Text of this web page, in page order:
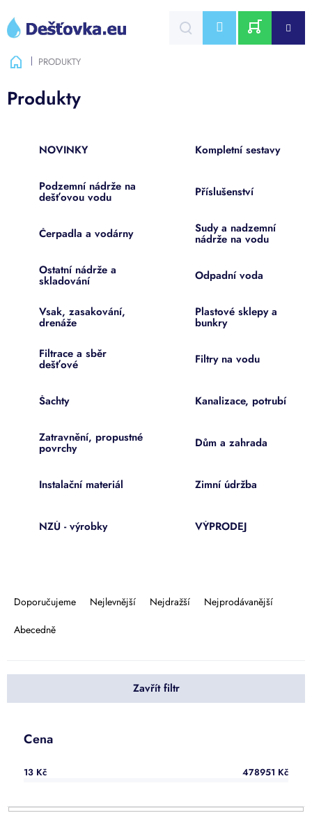
obsah
CZK
NÁKUPNÍ
DomůPRODUKTY
Produkty
NOVINKY Kompletní sestavy
Podzemní nádrže na
dešťovou vodu Příslušenství
Čerpadla a vodárny Sudy a nadzemní
nádrže na vodu
Ostatní nádrže a
skladování Odpadní voda
Vsak, zasakování,
drenáže
Plastové sklepy a
bunkry
Filtrace a sběr
dešťové Filtry na vodu
Šachty Kanalizace, potrubí
Zatravnění, propustné
povrchy Dům a zahrada
Instalační materiál Zimní údržba
NZÚ - výrobky VÝPRODEJ
p
o
Doporučujeme Nejlevnější Nejdražší
Nejprodávanější
Abecedně
Zavřít filtr
Cena
13 Kč 478951 Kč